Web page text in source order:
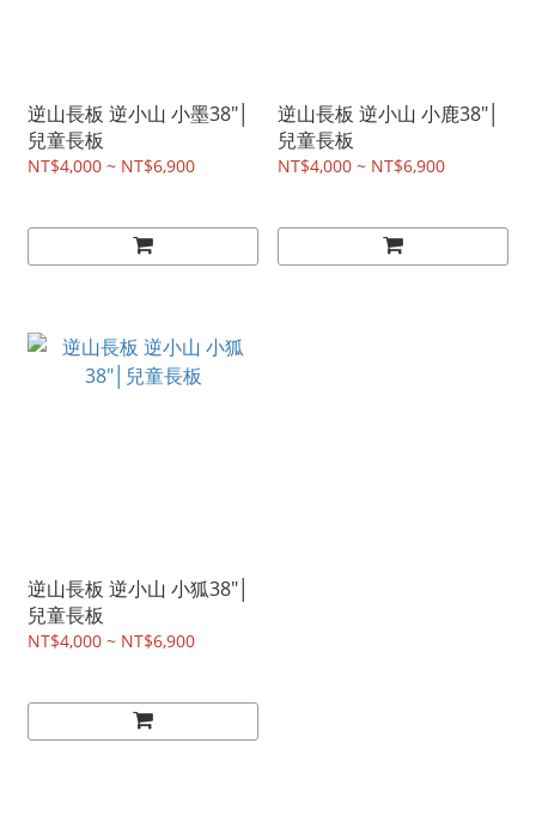
逆山長板 逆小山 小墨38"│
兒童長板
NT$4,000 ~ NT$6,900
逆山長板 逆小山 小鹿38"│
兒童長板
NT$4,000 ~ NT$6,900
逆山長板 逆小山 小狐38"│
兒童長板
NT$4,000 ~ NT$6,900